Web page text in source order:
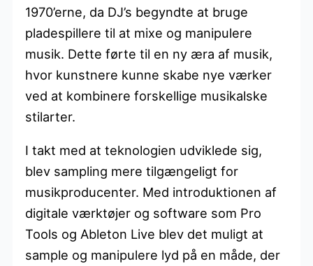
1970’erne, da DJ’s begyndte at bruge
pladespillere til at mixe og manipulere
musik. Dette førte til en ny æra af musik,
hvor kunstnere kunne skabe nye værker
ved at kombinere forskellige musikalske
stilarter.
I takt med at teknologien udviklede sig,
blev sampling mere tilgængeligt for
musikproducenter. Med introduktionen af
digitale værktøjer og software som Pro
Tools og Ableton Live blev det muligt at
sample og manipulere lyd på en måde, der